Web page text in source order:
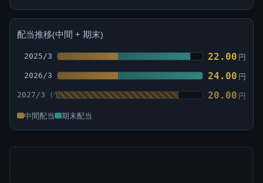
配当推移(中間 + 期末)
2025/3 22.00 円
2026/3 24.00 円
2027/3 20.00 円
中間配当 期末配当